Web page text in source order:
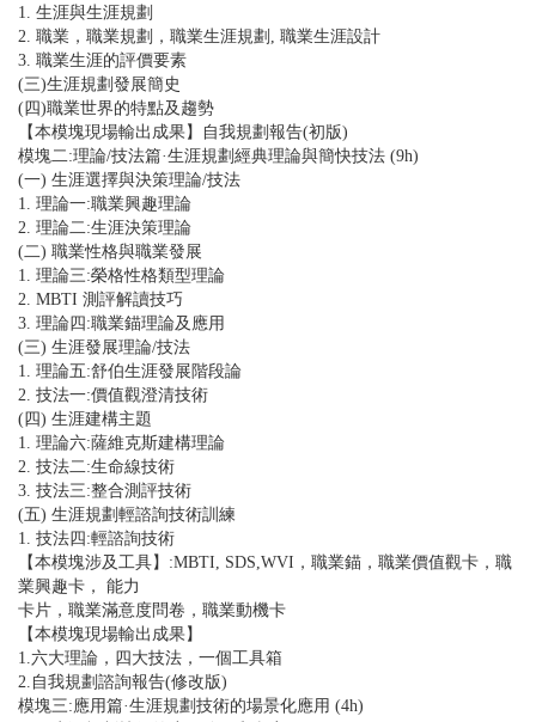
1. 生涯與生涯規劃
2. 職業，職業規劃，職業生涯規劃, 職業生涯設計
3. 職業生涯的評價要素
(三)生涯規劃發展簡史
(四)職業世界的特點及趨勢
【本模塊現場輸出成果】自我規劃報告(初版)
模塊二:理論/技法篇·生涯規劃經典理論與簡快技法 (9h)
(一) 生涯選擇與決策理論/技法
1. 理論一:職業興趣理論
2. 理論二:生涯決策理論
(二) 職業性格與職業發展
1. 理論三:榮格性格類型理論
2. MBTI 測評解讀技巧
3. 理論四:職業錨理論及應用
(三) 生涯發展理論/技法
1. 理論五:舒伯生涯發展階段論
2. 技法一:價值觀澄清技術
(四) 生涯建構主題
1. 理論六:薩維克斯建構理論
2. 技法二:生命線技術
3. 技法三:整合測評技術
(五) 生涯規劃輕諮詢技術訓練
1. 技法四:輕諮詢技術
【本模塊涉及工具】:MBTI, SDS,WVI，職業錨，職業價值觀卡，職
業興趣卡， 能力
卡片，職業滿意度問卷，職業動機卡
【本模塊現場輸出成果】
1.六大理論，四大技法，一個工具箱
2.自我規劃諮詢報告(修改版)
模塊三:應用篇·生涯規劃技術的場景化應用 (4h)